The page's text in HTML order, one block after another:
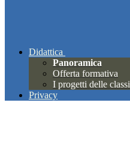
Didattica
Panoramica
Offerta formativa
I progetti delle classi
Privacy